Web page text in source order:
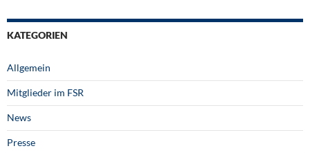
KATEGORIEN
Allgemein
Mitglieder im FSR
News
Presse